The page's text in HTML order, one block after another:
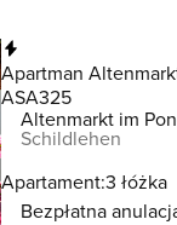
Apartman
ASA325
Altenmarkt im
Schildlehen
Apartament:3 łóżka
Bezpłatna